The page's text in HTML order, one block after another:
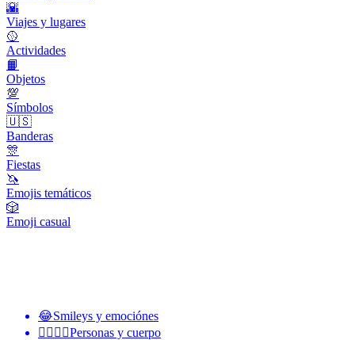
🌇
Viajes y lugares
🥎
Actividades
📙
Objetos
💯
Símbolos
🇺🇸
Banderas
🎊
Fiestas
🦄
Emojis temáticos
🎲
Emoji casual
😂Smileys y emociónes
👩‍❤️‍💋‍👨Personas y cuerpo